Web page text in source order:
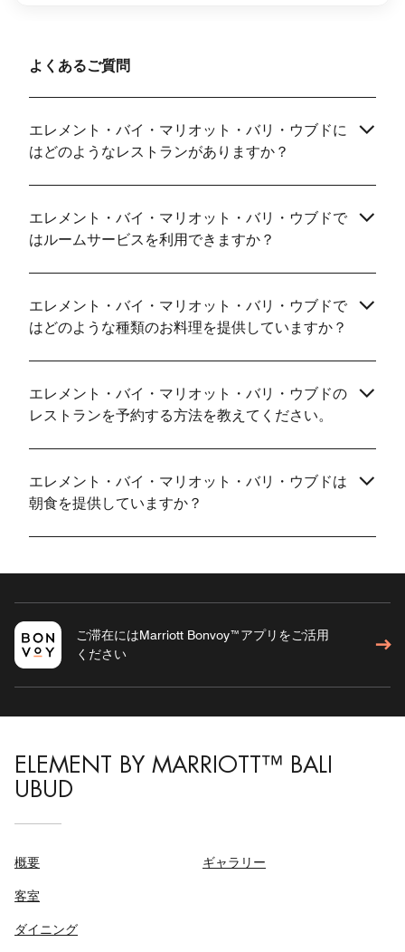
よくあるご質問
エレメント・バイ・マリオット・バリ・ウブドに
はどのようなレストランがありますか？
エレメント・バイ・マリオット・バリ・ウブドで
はルームサービスを利用できますか？
エレメント・バイ・マリオット・バリ・ウブドで
はどのような種類のお料理を提供していますか？
エレメント・バイ・マリオット・バリ・ウブドの
レストランを予約する方法を教えてください。
エレメント・バイ・マリオット・バリ・ウブドは
朝食を提供していますか？
ご滞在にはMarriott Bonvoy™アプリをご活用
ください
ELEMENT BY MARRIOTT™ BALI
UBUD
概要
客室
ダイニング
ギャラリー